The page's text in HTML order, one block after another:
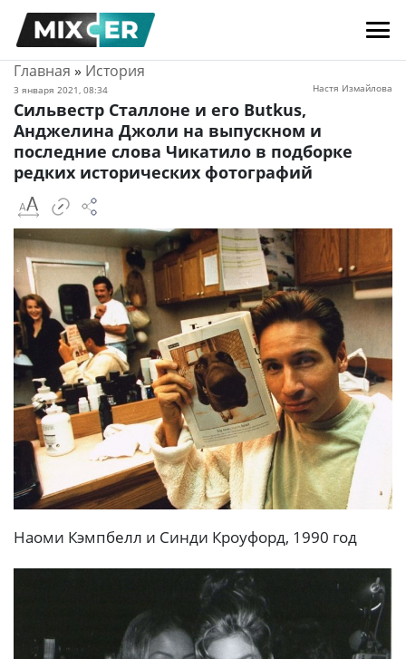
Главная » История
3 января 2021, 08:34 Настя Измайлова
Сильвестр Сталлоне и его Butkus,
Анджелина Джоли на выпускном и
последние слова Чикатило в подборке
редких исторических фотографий
Наоми Кэмпбелл и Синди Кроуфорд, 1990 год